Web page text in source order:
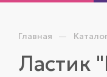
Главная —
Ластик